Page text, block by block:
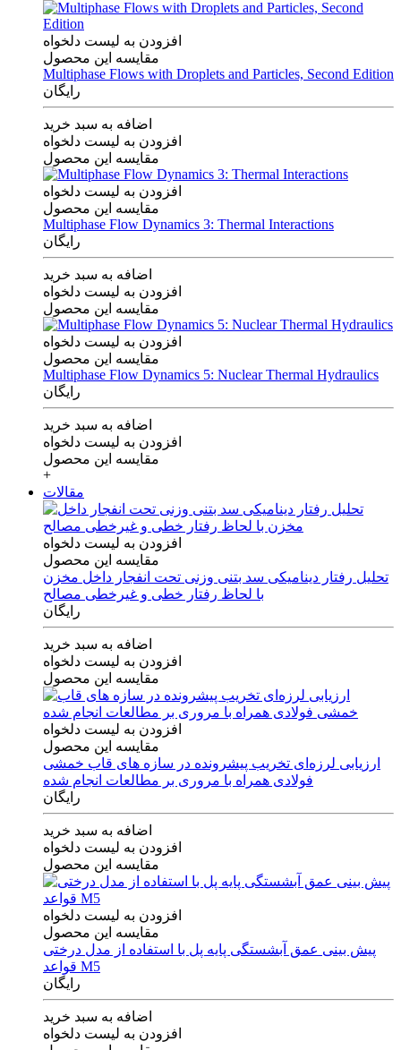
افزودن به لیست دلخواه
مقایسه این محصول
Multiphase Flows with Droplets and Particles, Second Edition
رایگان
اضافه به سبد خرید
افزودن به لیست دلخواه
مقایسه این محصول
افزودن به لیست دلخواه
مقایسه این محصول
Multiphase Flow Dynamics 3: Thermal Interactions
رایگان
اضافه به سبد خرید
افزودن به لیست دلخواه
مقایسه این محصول
افزودن به لیست دلخواه
مقایسه این محصول
Multiphase Flow Dynamics 5: Nuclear Thermal Hydraulics
رایگان
اضافه به سبد خرید
افزودن به لیست دلخواه
مقایسه این محصول
+
مقالات
افزودن به لیست دلخواه
مقایسه این محصول
تحلیل رفتار دینامیکی سد بتنی وزنی تحت انفجار داخل مخزن
با لحاظ رفتار خطی و غیرخطی مصالح
رایگان
اضافه به سبد خرید
افزودن به لیست دلخواه
مقایسه این محصول
افزودن به لیست دلخواه
مقایسه این محصول
ارزیابی لرزه‌ای تخریب پیشرونده در سازه های قاب خمشی
فولادی همراه با مروری بر مطالعات انجام شده
رایگان
اضافه به سبد خرید
افزودن به لیست دلخواه
مقایسه این محصول
افزودن به لیست دلخواه
مقایسه این محصول
پیش بینی عمق آبشستگی پایه پل با استفاده از مدل درختی
قواعد M5
رایگان
اضافه به سبد خرید
افزودن به لیست دلخواه